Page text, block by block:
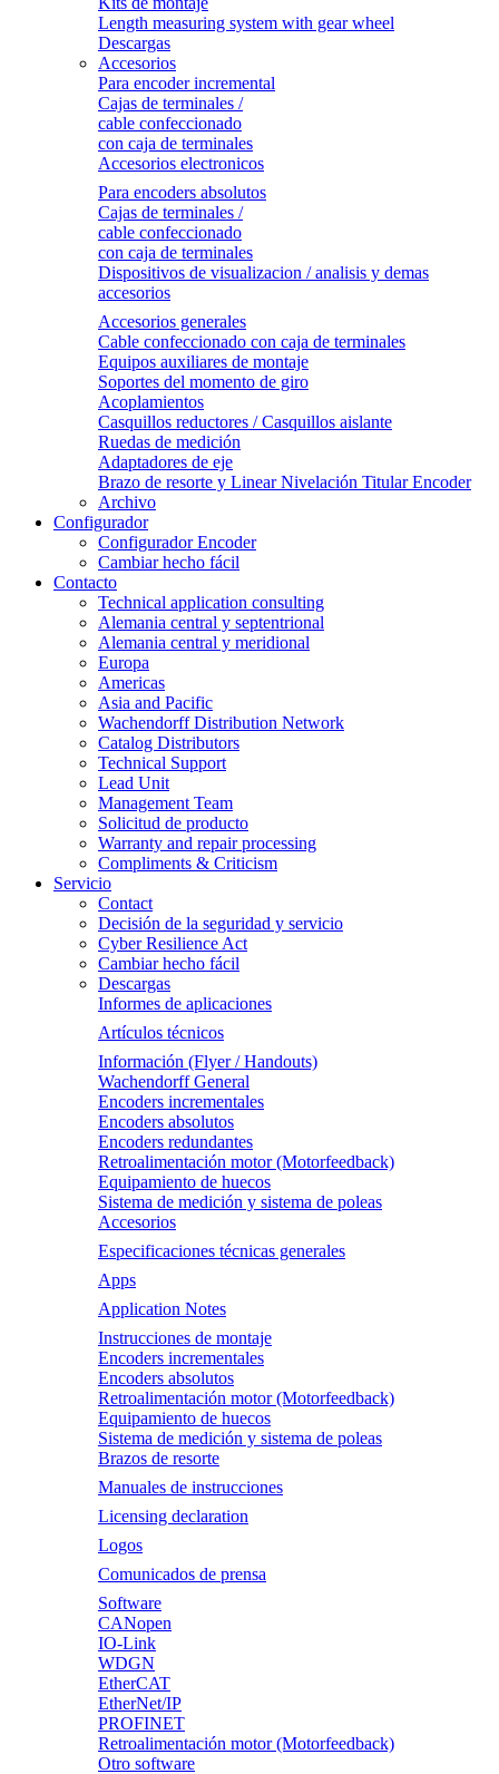
Length measuring system with gear wheel
Descargas
Accesorios
Para encoder incremental
Cajas de terminales /
cable confeccionado
con caja de terminales
Accesorios electronicos
Para encoders absolutos
Cajas de terminales /
cable confeccionado
con caja de terminales
Dispositivos de visualizacion / analisis y demas
accesorios
Accesorios generales
Cable confeccionado con caja de terminales
Equipos auxiliares de montaje
Soportes del momento de giro
Acoplamientos
Casquillos reductores / Casquillos aislante
Ruedas de medición
Adaptadores de eje
Brazo de resorte y Linear Nivelación Titular Encoder
Archivo
Configurador
Configurador Encoder
Cambiar hecho fácil
Contacto
Technical application consulting
Alemania central y septentrional
Alemania central y meridional
Europa
Americas
Asia and Pacific
Wachendorff Distribution Network
Catalog Distributors
Technical Support
Lead Unit
Management Team
Solicitud de producto
Warranty and repair processing
Compliments & Criticism
Servicio
Contact
Decisión de la seguridad y servicio
Cyber Resilience Act
Cambiar hecho fácil
Descargas
Informes de aplicaciones
Artículos técnicos
Información (Flyer / Handouts)
Wachendorff General
Encoders incrementales
Encoders absolutos
Encoders redundantes
Retroalimentación motor (Motorfeedback)
Equipamiento de huecos
Sistema de medición y sistema de poleas
Accesorios
Especificaciones técnicas generales
Apps
Application Notes
Instrucciones de montaje
Encoders incrementales
Encoders absolutos
Retroalimentación motor (Motorfeedback)
Equipamiento de huecos
Sistema de medición y sistema de poleas
Brazos de resorte
Manuales de instrucciones
Licensing declaration
Logos
Comunicados de prensa
Software
CANopen
IO-Link
WDGN
EtherCAT
EtherNet/IP
PROFINET
Retroalimentación motor (Motorfeedback)
Otro software